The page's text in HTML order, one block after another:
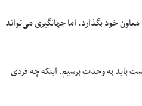
خود بگذارد. اما جهانگیری می‌تواند
باید به وحدت برسیم. اینکه چه فردی